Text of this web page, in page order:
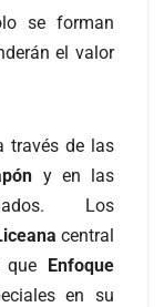
se forman
el valor
través de las
y en las
Los
central
que Enfoque
en su